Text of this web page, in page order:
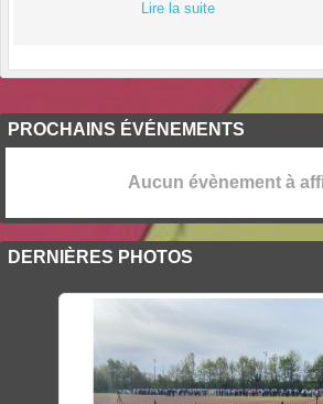
Lire la suite
PROCHAINS ÉVÉNEMENTS
Aucun évènement à
DERNIÈRES PHOTOS